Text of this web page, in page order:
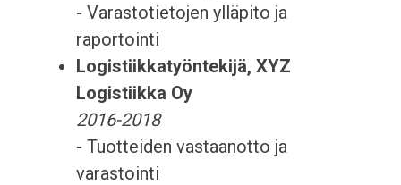
- Varastotietojen ylläpito ja
raportointi
Logistiikkatyöntekijä, XYZ
Logistiikka Oy
2016-2018
- Tuotteiden vastaanotto ja
varastointi